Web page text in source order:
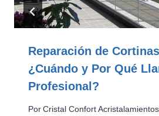
Reparación de
¿Cuándo y Por Qué
Profesional?
Por Cristal Confort Acristalamientos